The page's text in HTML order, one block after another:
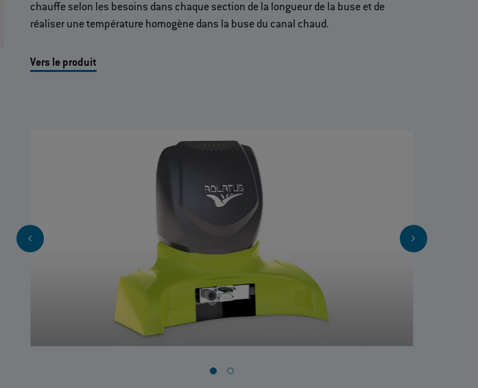
chauffe selon les besoins dans chaque section de la longueur de la buse et de
réaliser une température homogène dans la buse du canal chaud.
Vers le produit